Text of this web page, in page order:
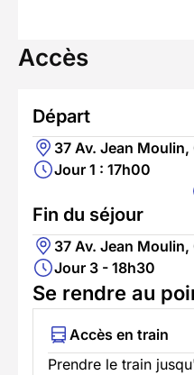
Accès
Départ
37 Av. Jean
Jour 1 : 17h00
Fin du séjour
37 Av. Jean
Jour 3 - 18h30
Se rendre au
Accès en train
Prendre le train